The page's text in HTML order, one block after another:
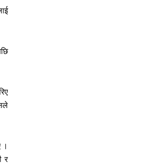
।
र